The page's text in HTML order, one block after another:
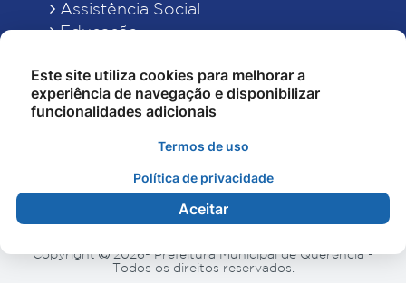
Assistência Social
Educação
Finanças
Indústria, Comércio, Turismo, Ciência e
Tecnologia
Obras Públicas, Estradas e Rodagens
Saúde
Copyright
2026- Prefeitura Municipal de Querência -
Todos os direitos reservados.
Este site utiliza cookies para melhorar a
experiência de navegação e disponibilizar
funcionalidades adicionais
Termos de uso
Política de privacidade
Aceitar